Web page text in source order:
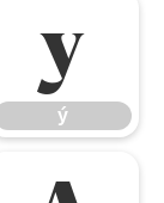
ý
ý